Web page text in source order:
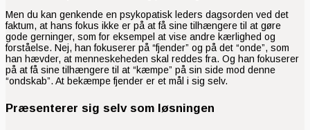
Men du kan genkende en psykopatisk leders dagsorden ved det
faktum, at hans fokus ikke er på at få sine tilhængere til at gøre
gode gerninger, som for eksempel at vise andre kærlighed og
forståelse. Nej, han fokuserer på “fjender” og på det “onde”, som
han hævder, at menneskeheden skal reddes fra. Og han fokuserer
på at få sine tilhængere til at “kæmpe” på sin side mod denne
“ondskab”. At bekæmpe fjender er et mål i sig selv.
Præsenterer sig selv som løsningen